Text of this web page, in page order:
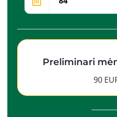
Preliminari
90